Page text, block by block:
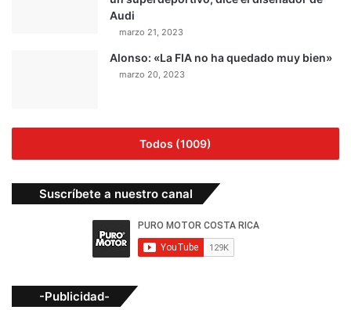
Audi
marzo 21, 2023
Alonso: «La FIA no ha quedado muy bien»
marzo 20, 2023
Todos (1009)
Suscríbete a nuestro canal
-Publicidad-